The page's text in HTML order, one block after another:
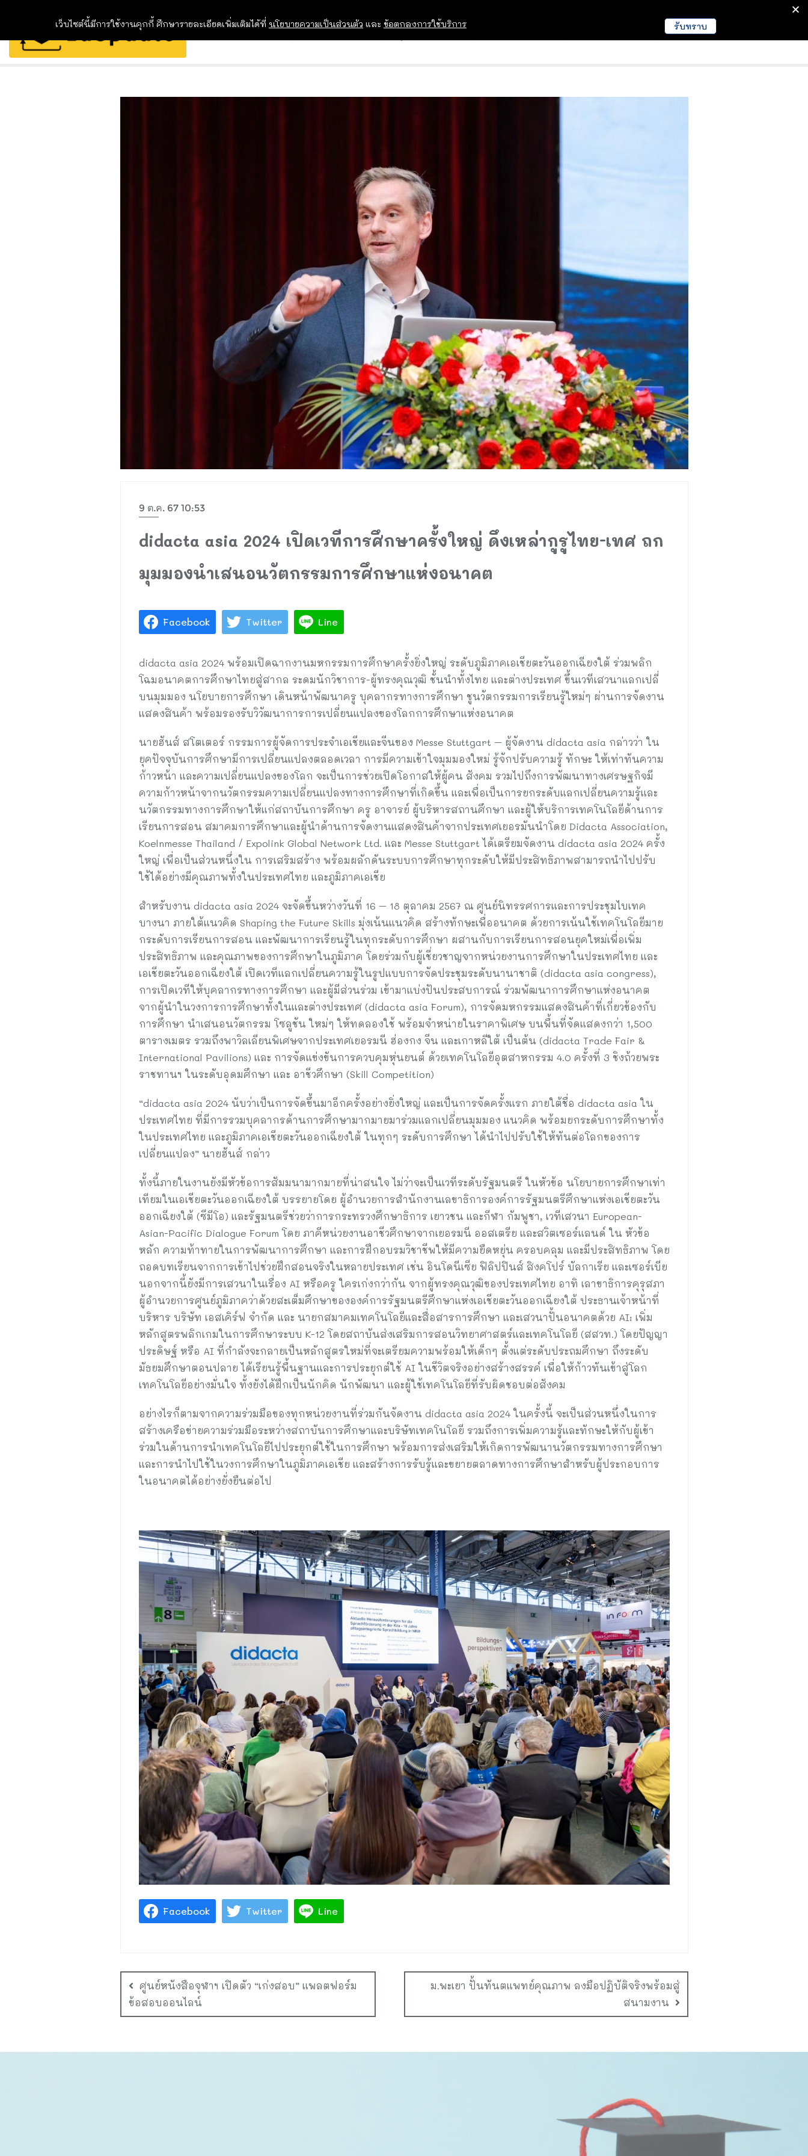
EDUCATION NEWS
9 ต.ค. 67 10:53
didacta asia 2024 เปิดเวทีการศึกษาครั้งใหญ่ ดึงเหล่ากูรูไทย-เทศ ถก
มุมมองนำเสนอนวัตกรรมการศึกษาแห่งอนาคต
Facebook Twitter Line
didacta asia 2024 พร้อมเปิดฉากงานมหกรรมการศึกษาครั้งยิ่งใหญ่ ระดับภูมิภาคเอเชียตะวันออกเฉียงใต้ ร่วมพลิก
โฉมอนาคตการศึกษาไทยสู่สากล ระดมนักวิชาการ-ผู้ทรงคุณวุฒิ ชั้นนำทั้งไทย และต่างประเทศ ขึ้นเวทีเสวนาแลกเปลี่
บนมุมมอง นโยบายการศึกษา เดินหน้าพัฒนาครู บุคลากรทางการศึกษา ชูนวัตกรรมการเรียนรู้ใหม่ๆ ผ่านการจัดงาน
แสดงสินค้า พร้อมรองรับวิวัฒนาการการเปลี่ยนแปลงของโลกการศึกษาแห่งอนาคต
นายฮันส์ สโตเตอร์ กรรมการผู้จัดการประจำเอเชียและจีนของ Messe Stuttgart – ผู้จัดงาน didacta asia กล่าวว่า ใน
ยุคปัจจุบันการศึกษามีการเปลี่ยนแปลงตลอดเวลา การมีความเข้าใจมุมมองใหม่ รู้จักปรับความรู้ ทักษะ ให้เท่าทันความ
ก้าวหน้า และความเปลี่ยนแปลงของโลก จะเป็นการช่วยเปิดโอกาสให้ผู้คน สังคม รวมไปถึงการพัฒนาทางเศรษฐกิจมี
ความก้าวหน้าจากนวัตกรรมความเปลี่ยนแปลงทางการศึกษาที่เกิดขึ้น และเพื่อเป็นการยกระดับแลกเปลี่ยนความรู้และ
นวัตกรรมทางการศึกษาให้แก่สถาบันการศึกษา ครู อาจารย์ ผู้บริหารสถานศึกษา และผู้ให้บริการเทคโนโลยีด้านการ
เรียนการสอน สมาคมการศึกษาและผู้นำด้านการจัดงานแสดงสินค้าจากประเทศเยอรมันนำโดย Didacta Association,
Koelnmesse Thailand / Expolink Global Network Ltd. และ Messe Stuttgart ได้เตรียมจัดงาน didacta asia 2024 ครั้ง
ใหญ่ เพื่อเป็นส่วนหนึ่งใน การเสริมสร้าง พร้อมผลักดันระบบการศึกษาทุกระดับให้มีประสิทธิภาพสามารถนำไปปรับ
ใช้ได้อย่างมีคุณภาพทั้งในประเทศไทย และภูมิภาคเอเชีย
สำหรับงาน didacta asia 2024 จะจัดขึ้นหว่างวันที่ 16 – 18 ตุลาคม 2567 ณ ศูนย์นิทรรศการและการประชุมไบเทค
บางนา ภายใต้แนวคิด Shaping the Future Skills มุ่งเน้นแนวคิด สร้างทักษะเพื่ออนาคต ด้วยการเน้นใช้เทคโนโลยีมาย
กระดับการเรียนการสอน และพัฒนาการเรียนรู้ในทุกระดับการศึกษา ผสานกับการเรียนการสอนยุคใหม่เพื่อเพิ่ม
ประสิทธิภาพ และคุณภาพของการศึกษาในภูมิภาค โดยร่วมกับผู้เชี่ยวชาญจากหน่วยงานการศึกษาในประเทศไทย และ
เอเชียตะวันออกเฉียงใต้ เปิดเวทีแลกเปลี่ยนความรู้ในรูปแบบการจัดประชุมระดับนานาชาติ (didacta asia congress),
การเปิดเวทีให้บุคลากรทางการศึกษา และผู้มีส่วนร่วม เข้ามาแบ่งปันประสบการณ์ ร่วมพัฒนาการศึกษาแห่งอนาคต
จากผู้นำในวงการการศึกษาทั้งในและต่างประเทศ (didacta asia Forum), การจัดมหกรรมแสดงสินค้าที่เกี่ยวข้องกับ
การศึกษา นำเสนอนวัตกรรม โซลูชัน ใหม่ๆ ให้ทดลองใช้ พร้อมจำหน่ายในราคาพิเศษ บนพื้นที่จัดแสดงกว่า 1,500
ตารางเมตร รวมถึงพาวิลเลียนพิเศษจากประเทศเยอรมนี ฮ่องกง จีน และเกาหลีใต้ เป็นต้น (didacta Trade Fair &
International Pavilions) และ การจัดแข่งขันการควบคุมหุ่นยนต์ ด้วยเทคโนโลยีอุตสาหกรรม 4.0 ครั้งที่ 3 ชิงถ้วยพระ
ราชทานฯ ในระดับอุดมศึกษา และ อาชีวศึกษา (Skill Competition)
“didacta asia 2024 นับว่าเป็นการจัดขึ้นมาอีกครั้งอย่างยิ่งใหญ่ และเป็นการจัดครั้งแรก ภายใต้ชื่อ didacta asia ใน
ประเทศไทย ที่มีการรวมบุคลากรด้านการศึกษามากมายมาร่วมแลกเปลี่ยนมุมมอง แนวคิด พร้อมยกระดับการศึกษาทั้ง
ในประเทศไทย และภูมิภาคเอเชียตะวันออกเฉียงใต้ ในทุกๆ ระดับการศึกษา ได้นำไปปรับใช้ให้ทันต่อโลกของการ
เปลี่ยนแปลง” นายฮันส์ กล่าว
ทั้งนี้ภายในงานยังมีหัวข้อการสัมมนามากมายที่น่าสนใจ ไม่ว่าจะเป็นเวทีระดับรัฐมนตรี ในหัวข้อ นโยบายการศึกษาเท่า
เทียมในเอเชียตะวันออกเฉียงใต้ บรรยายโดย ผู้อำนวยการสำนักงานเลขาธิการองค์การรัฐมนตรีศึกษาแห่งเอเชียตะวัน
ออกเฉียงใต้ (ซีมีโอ) และรัฐมนตรีช่วยว่าการกระทรวงศึกษาธิการ เยาวชน และกีฬา กัมพูชา, เวทีเสวนา European-
Asian-Pacific Dialogue Forum โดย ภาคีหน่วยงานอาชีวศึกษาจากเยอรมนี ออสเตรีย และสวิตเซอร์แลนด์ ใน หัวข้อ
หลัก ความท้าทายในการพัฒนาการศึกษา และการฝึกอบรมวิชาชีพให้มีความยืดหยุ่น ครอบคลุม และมีประสิทธิภาพ โดย
ถอดบทเรียนจากการเข้าไปช่วยฝึกสอนจริงในหลายประเทศ เช่น อินโดนีเซีย ฟิลิปปินส์ สิงคโปร์ บัลกาเรีย และเซอร์เบีย
นอกจากนี้ยังมีการเสวนาในเรื่อง AI หรือครู ใครเก่งกว่ากัน จากผู้ทรงคุณวุฒิของประเทศไทย อาทิ เลาขาธิการคุรุสภา
ผู้อำนวยการศูนย์ภูมิภาคว่าด้วยสะเต็มศึกษาขององค์การรัฐมนตรีศึกษาแห่งเอเชียตะวันออกเฉียงใต้ ประธานเจ้าหน้าที่
บริหาร บริษัท เอสเคิร์ฟ จำกัด และ นายกสมาคมเทคโนโลยีและสื่อสารการศึกษา และเสวนาปั้นอนาคตด้วย AI: เพิ่ม
หลักสูตรพลิกเกมในการศึกษาระบบ K-12 โดยสถาบันส่งเสริมการสอนวิทยาศาสตร์และเทคโนโลยี (สสวท.) โดยปัญญา
ประดิษฐ์ หรือ AI ที่กำลังจะกลายเป็นหลักสูตรใหม่ที่จะเตรียมความพร้อมให้เด็กๆ ตั้งแต่ระดับประถมศึกษา ถึงระดับ
มัธยมศึกษาตอนปลาย ได้เรียนรู้พื้นฐานและการประยุกต์ใช้ AI ในชีวิตจริงอย่างสร้างสรรค์ เพื่อให้ก้าวทันเข้าสู่โลก
เทคโนโลยีอย่างมั่นใจ ทั้งยังได้ฝึกเป็นนักคิด นักพัฒนา และผู้ใช้เทคโนโลยีที่รับผิดชอบต่อสังคม
อย่างไรก็ตามจากความร่วมมือของทุกหน่วยงานที่ร่วมกันจัดงาน didacta asia 2024 ในครั้งนี้ จะเป็นส่วนหนึ่งในการ
สร้างเครือข่ายความร่วมมือระหว่างสถาบันการศึกษาและบริษัทเทคโนโลยี รวมถึงการเพิ่มความรู้และทักษะให้กับผู้เข้า
ร่วมในด้านการนำเทคโนโลยีไปประยุกต์ใช้ในการศึกษา พร้อมการส่งเสริมให้เกิดการพัฒนานวัตกรรมทางการศึกษา
และการนำไปใช้ในวงการศึกษาในภูมิภาคเอเชีย และสร้างการรับรู้และขยายตลาดทางการศึกษาสำหรับผู้ประกอบการ
ในอนาคตได้อย่างยั่งยืนต่อไป
Facebook Twitter Line
ศูนย์หนังสือจุฬาฯ เปิดตัว “เก่งสอบ” แพลตฟอร์ม
ข้อสอบออนไลน์
ม.พะเยา ปั้นทันตแพทย์คุณภาพ ลงมือปฏิบัติจริงพร้อมสู่
สนามงาน
เว็บไซต์นี้มีการใช้งานคุกกี้ ศึกษารายละเอียดเพิ่มเติมได้ที่ นโยบายความเป็นส่วนตัว และ ข้อตกลงการใช้บริการ รับทราบ